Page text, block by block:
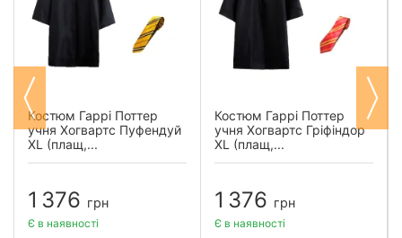
Костюм Гаррі Поттер
учня Хогвартс Пуфендуй
XL (плащ,...
1 376 грн
Є в наявності
Костюм Гаррі Поттер
учня Хогвартс Гріфіндор
XL (плащ,...
1 376 грн
Є в наявності